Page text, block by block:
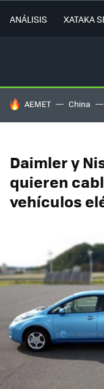
ANÁLISIS XATAKA
HOY SE HABLA DE
AEMET China
Daimler y
quieren
vehículos